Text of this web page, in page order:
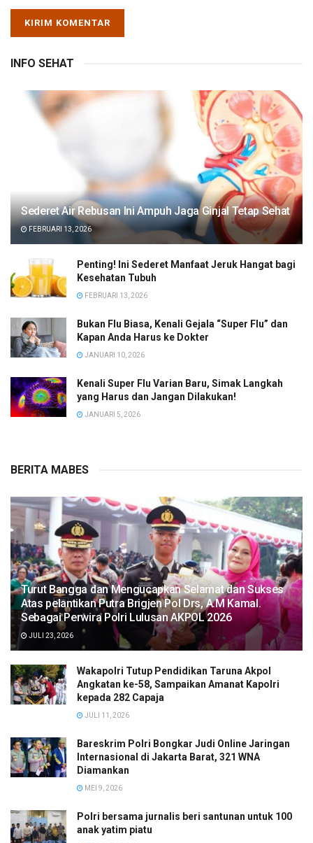
INFO SEHAT
Sederet Air Rebusan Ini Ampuh Jaga Ginjal Tetap Sehat
FEBRUARI 13, 2026
Penting! Ini Sederet Manfaat Jeruk Hangat bagi
Kesehatan Tubuh
FEBRUARI 13, 2026
Bukan Flu Biasa, Kenali Gejala “Super Flu” dan
Kapan Anda Harus ke Dokter
JANUARI 10, 2026
Kenali Super Flu Varian Baru, Simak Langkah
yang Harus dan Jangan Dilakukan!
JANUARI 5, 2026
BERITA MABES
Turut Bangga dan Mengucapkan Selamat dan Sukses
Atas pelantikan Putra Brigjen Pol Drs, A.M Kamal.
Sebagai Perwira Polri Lulusan AKPOL 2026
JULI 23, 2026
Wakapolri Tutup Pendidikan Taruna Akpol
Angkatan ke-58, Sampaikan Amanat Kapolri
kepada 282 Capaja
JULI 11, 2026
Bareskrim Polri Bongkar Judi Online Jaringan
Internasional di Jakarta Barat, 321 WNA
Diamankan
MEI 9, 2026
Polri bersama jurnalis beri santunan untuk 100
anak yatim piatu